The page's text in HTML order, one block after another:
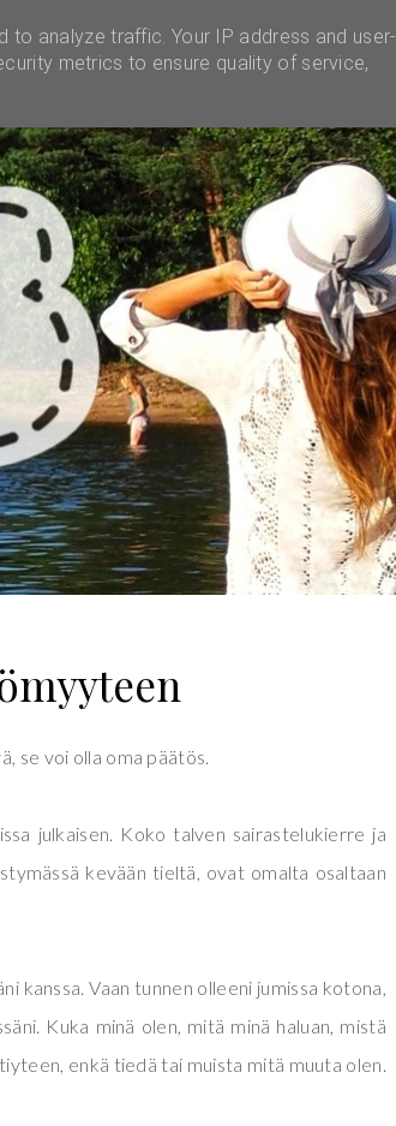
UNELMALAATIKKO
se voi olla oma päätös.
julkaisen. Koko talven sairastelukierre ja
kevään tieltä, ovat omalta osaltaan
kanssa. Vaan tunnen olleeni jumissa kotona,
Kuka minä olen, mitä minä haluan, mistä
enkä tiedä tai muista mitä muuta olen.
analyze traffic. Your IP address and user-
metrics to ensure quality of service,